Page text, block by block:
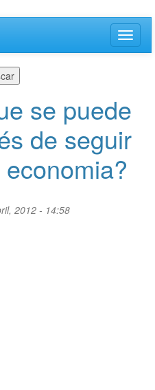
Toggle
se puede
de seguir
2012 - 14:58